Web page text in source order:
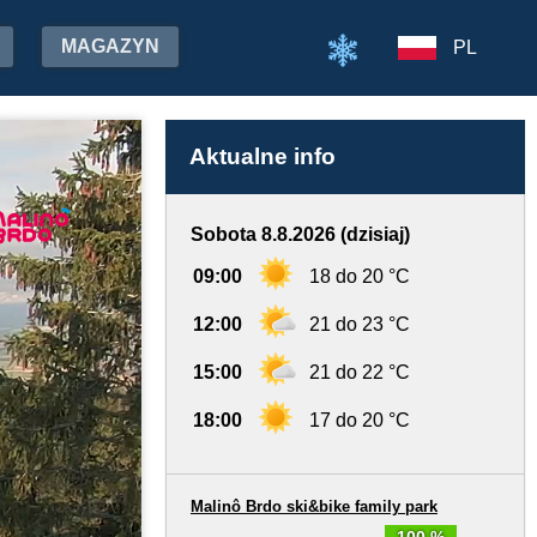
MAGAZYN PL
Aktualne info
Sobota 8.8.2026 (dzisiaj)
09:00 18 do 20 °C
12:00 21 do 23 °C
15:00 21 do 22 °C
18:00 17 do 20 °C
Malinô Brdo ski&bike family park